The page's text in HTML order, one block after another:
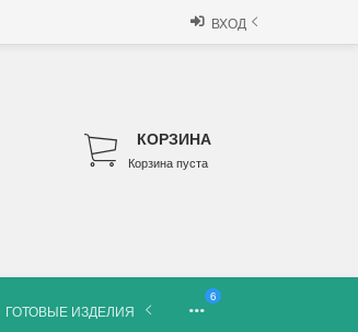
ВХОД
КОРЗИНА
Корзина пуста
ГОТОВЫЕ ИЗДЕЛИЯ
6